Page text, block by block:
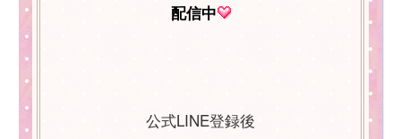
配信中
公式LINE登録後